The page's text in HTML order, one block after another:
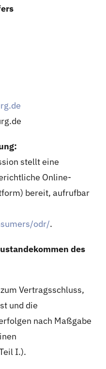
stellt eine
Online-
bereit, aufrufbar
odr/.
des
Vertragsschluss,
und die
nach Maßgabe
I.).